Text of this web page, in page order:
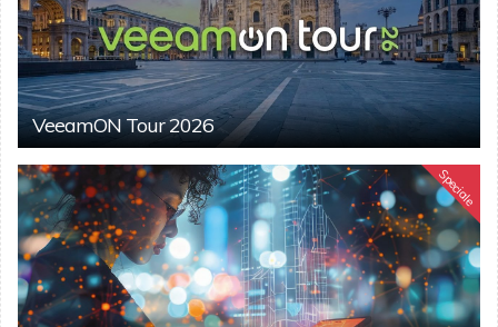
VeeamON Tour 2026
Speciale